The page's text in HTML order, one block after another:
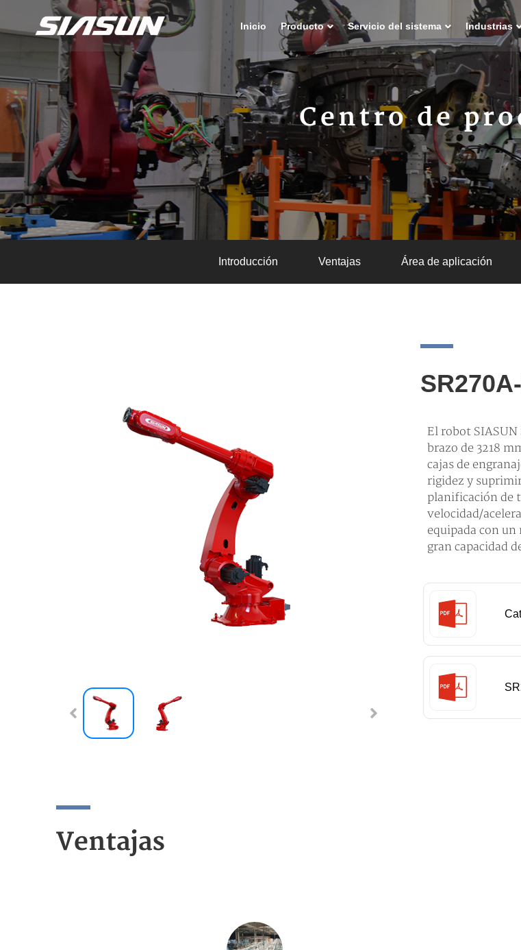
Inicio Producto Servicio del sistema Industrias
Centro de
Introducción Ventajas Área de aplicación
El robot
brazo de 3218
cajas de
rigidez y
planificación de
velocidad/
equipada con
gran capacidad
Ventajas